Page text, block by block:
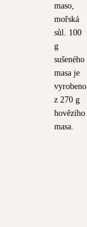
maso,
mořská
sůl. 100
g
sušeného
masa je
vyrobeno
z 270 g
hovězího
masa.